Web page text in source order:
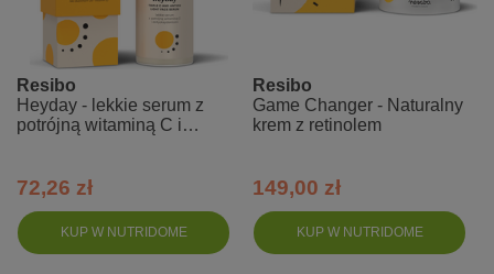
KUP W NUTRIDOME
Resibo
Heyday - lekkie serum z
potrójną witaminą C i
72,26 zł
KUP W NUTRIDOME
Resibo
Game Changer - Naturalny
krem z retinolem
149,00 zł